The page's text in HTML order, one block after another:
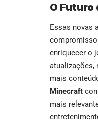
O
Essas novas
enriquecer o
atualizações,
mais
Minecraft
mais